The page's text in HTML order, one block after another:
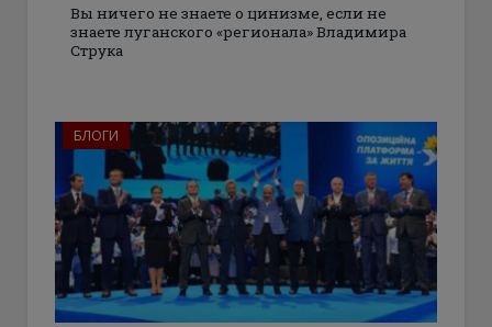
Вы ничего не знаете о цинизме, если не
знаете луганского «регионала» Владимира
Струка
БЛОГИ